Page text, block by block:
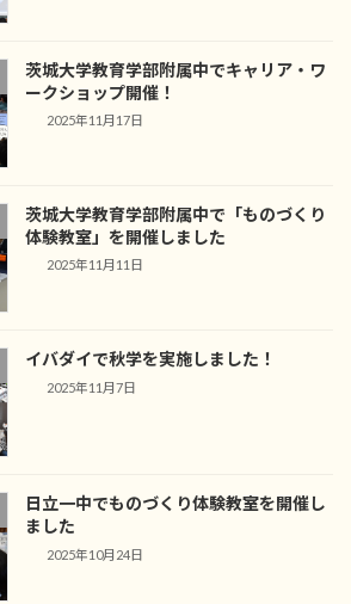
茨城大学教育学部附属中でキャリア・ワ
ークショップ開催！
2025年11月17日
茨城大学教育学部附属中で「ものづくり
体験教室」を開催しました
2025年11月11日
イバダイで秋学を実施しました！
2025年11月7日
日立一中でものづくり体験教室を開催し
ました
2025年10月24日